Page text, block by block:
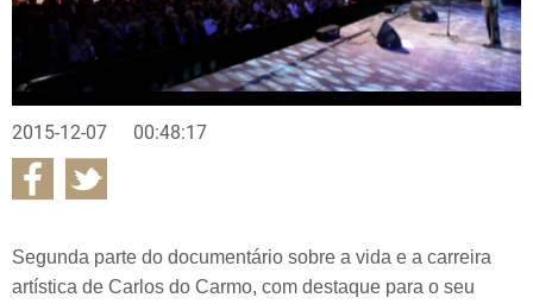
2015-12-07 00:48:17
Segunda parte do documentário sobre a vida e a carreira
artística de Carlos do Carmo, com destaque para o seu